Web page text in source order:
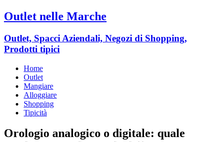
Outlet nelle Marche
Outlet, Spacci Aziendali, Negozi di Shopping,
Prodotti tipici
Home
Outlet
Mangiare
Alloggiare
Shopping
Tipicità
Orologio analogico o digitale: quale